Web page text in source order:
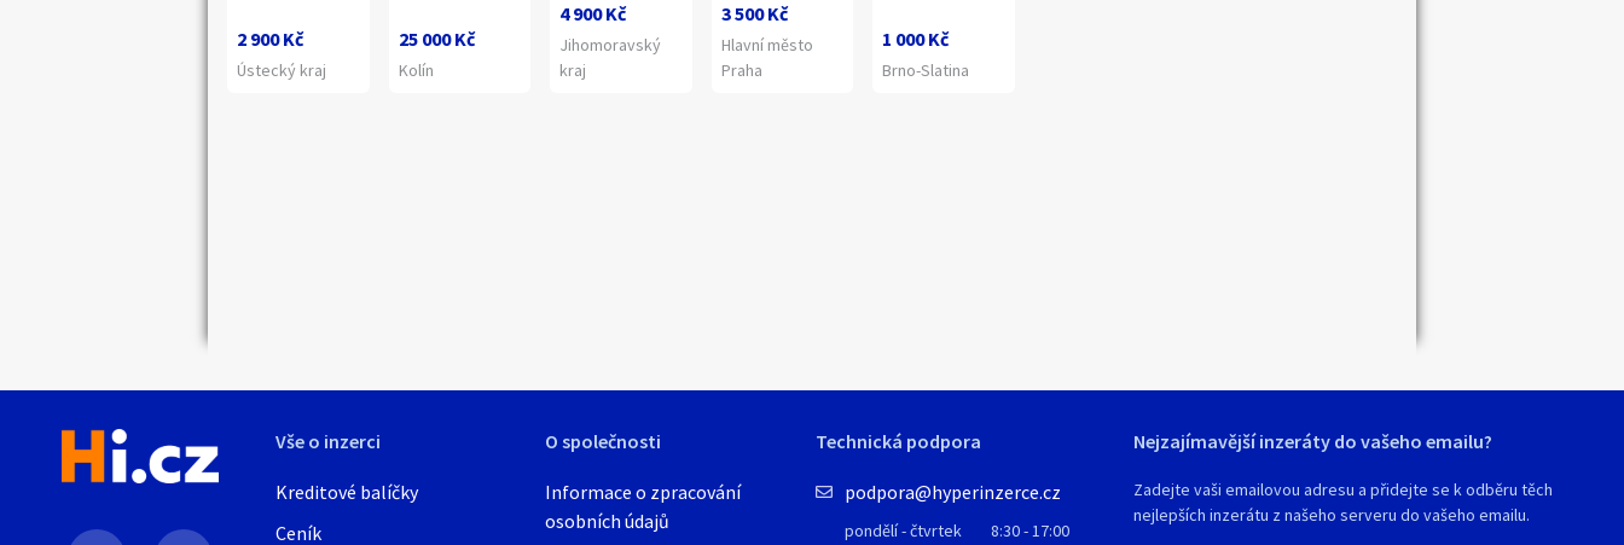
Náhledy
2 900 Kč
Ústecký kraj
25 000 Kč
Kolín
4 900 Kč
Jihomoravský
kraj
3 500 Kč
Hlavní město
Praha
1 000 Kč
Brno-Slatina
Vše o inzerci
Kreditové balíčky
Ceník
O společnosti
Informace o zpracování
osobních údajů
Technická podpora
podpora@hyperinzerce.cz
pondělí - čtvrtek 8:30 - 17:00
Nejzajímavější inzeráty do vašeho emailu?
Zadejte vaši emailovou adresu a přidejte se k odběru těch
nejlepších inzerátu z našeho serveru do vašeho emailu.